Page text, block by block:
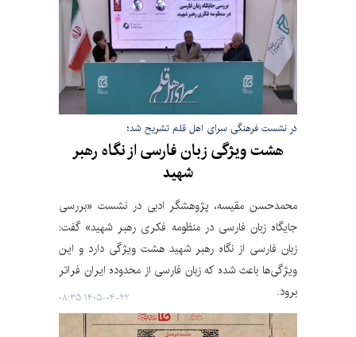
در نشست فرهنگی سرای اهل قلم تشریح شد؛
هشت ویژگی زبان فارسی از نگاه رهبر
شهید
محمدحسن مقیسه، پژوهشگر ادبی در نشست «بررسی
جایگاه زبان فارسی در منظومه فکری رهبر شهید» گفت:
زبان فارسی از نگاه رهبر شهید هشت ویژگی دارد و این
ویژگی‌ها باعث شده که زبان فارسی از محدوده ایران فراتر
برود.
۱۴۰۵-۰۴-۲۲ ۰۸:۳۵